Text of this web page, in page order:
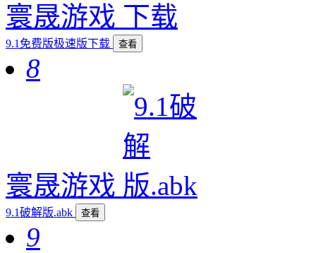
寰晟游戏
9.1免费版极速版下载 查看
8
寰晟游戏
9.1破解版.abk 查看
9